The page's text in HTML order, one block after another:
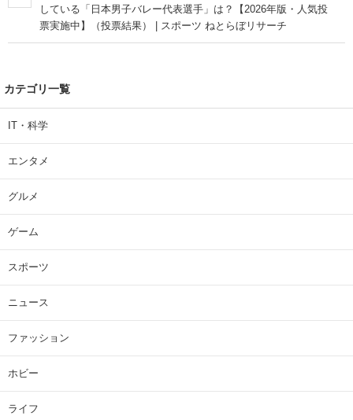
している「日本男子バレー代表選手」は？【2026年版・人気投
票実施中】（投票結果） | スポーツ ねとらぼリサーチ
カテゴリ一覧
IT・科学
エンタメ
グルメ
ゲーム
スポーツ
ニュース
ファッション
ホビー
ライフ